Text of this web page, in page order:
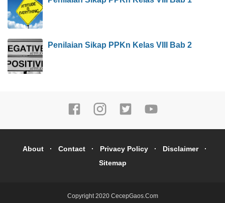
Penilaian Sikap PPKn Kelas VIII Bab 2
About Contact Privacy Policy
Disclaimer
Sitemap
Copyright 2020 CecepGaos.Com